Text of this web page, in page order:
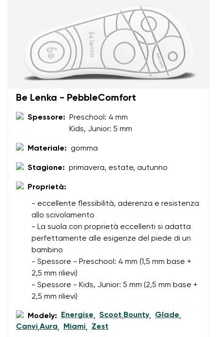
Cambia regione
Seleziona il paese di consegna
Seleziona una lingua
Be Lenka - PebbleComfort
Spessore:
Preschool: 4 mm
Kids, Junior: 5 mm
Materiale: gomma
Stagione: primavera, estate, autunno
Proprietà:
- eccellente flessibilità, aderenza e resistenza
allo scivolamento
- La suola con proprietà eccellenti si adatta
perfettamente alle esigenze del piede di un
bambino
- Spessore - Preschool: 4 mm (1,5 mm base +
2,5 mm rilievi)
- Spessore - Kids, Junior: 5 mm (2,5 mm base +
2,5 mm rilievi)
Modely: Energise, Scoot, Bounty, Glade,
Canvi,Aura, Miami, Zest
Il tuo nome e cognome
La tua email
Variante
Domanda
Il tuo nome
Numero d'ordine
Valutazione del testo